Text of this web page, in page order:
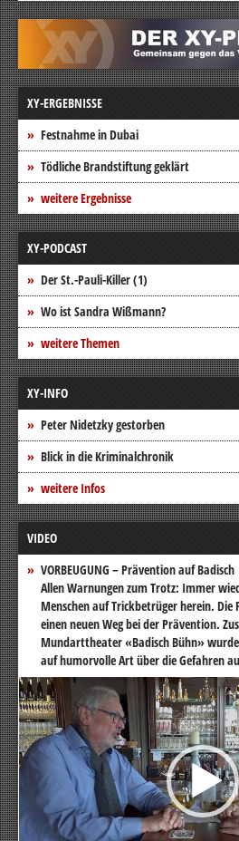
XY-ERGEBNISSE
Festnahme in Dubai
Tödliche Brandstiftung geklärt
weitere Ergebnisse
XY-PODCAST
Der St.-Pauli-Killer (1)
Wo ist Sandra Wißmann?
weitere Themen
XY-INFO
Peter Nidetzky gestorben
Blick in die Kriminalchronik
weitere Infos
VIDEO
VORBEUGUNG – Prävention auf Badisch
Allen Warnungen zum Trotz: Immer
Menschen auf Trickbetrüger herein. Die
einen neuen Weg bei der Prävention.
Mundarttheater «Badisch Bühn»
auf humorvolle Art über die Gefahren
Video-
Player